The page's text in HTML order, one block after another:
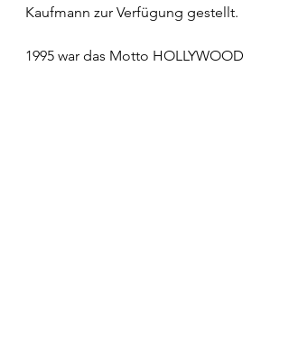
Kaufmann zur Verfügung gestellt.
1995 war das Motto HOLLYWOOD